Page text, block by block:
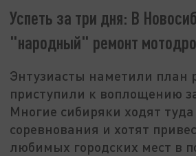
Успеть за три дня: В
"народный" ремонт
Энтузиасты наметили план
приступили к воплощению
Многие сибиряки ходят
соревнования и хотят
любимых городских мест в